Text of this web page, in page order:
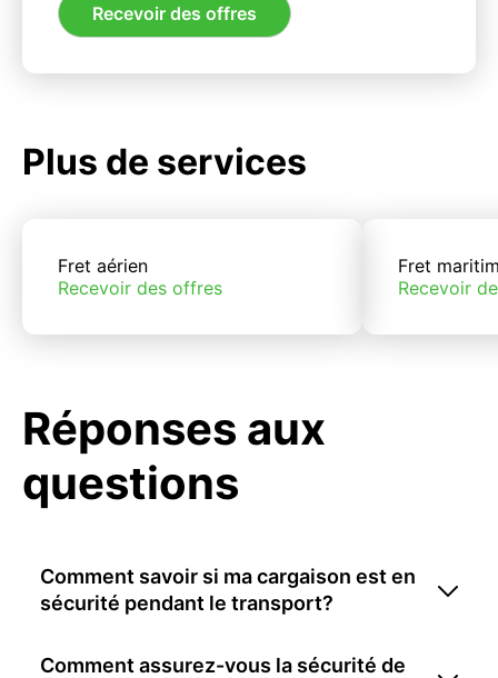
Recevoir des offres
Plus de services
Fret aérien
Recevoir des offres
Fret
Recevoir
Réponses aux
questions
Comment savoir si ma cargaison est en
sécurité pendant le transport?
Comment assurez-vous la sécurité de